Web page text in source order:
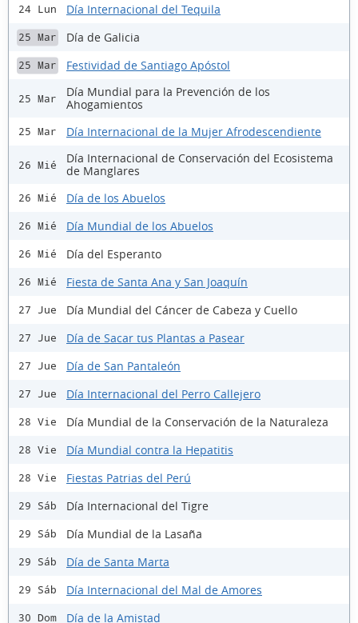
24 Lun Día Internacional del Tequila
25 Mar Día de Galicia
25 Mar Festividad de Santiago Apóstol
25 Mar
Día Mundial para la Prevención de los
Ahogamientos
25 Mar Día Internacional de la Mujer Afrodescendiente
26 Mié
Día Internacional de Conservación del Ecosistema
de Manglares
26 Mié Día de los Abuelos
26 Mié Día Mundial de los Abuelos
26 Mié Día del Esperanto
26 Mié Fiesta de Santa Ana y San Joaquín
27 Jue Día Mundial del Cáncer de Cabeza y Cuello
27 Jue Día de Sacar tus Plantas a Pasear
27 Jue Día de San Pantaleón
27 Jue Día Internacional del Perro Callejero
28 Vie Día Mundial de la Conservación de la Naturaleza
28 Vie Día Mundial contra la Hepatitis
28 Vie Fiestas Patrias del Perú
29 Sáb Día Internacional del Tigre
29 Sáb Día Mundial de la Lasaña
29 Sáb Día de Santa Marta
29 Sáb Día Internacional del Mal de Amores
30 Dom Día de la Amistad